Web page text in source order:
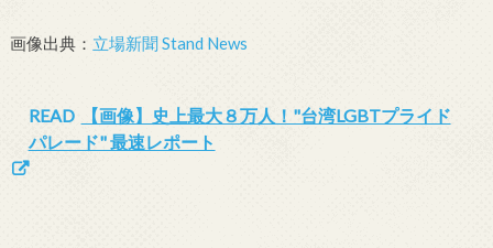
画像出典： 立場新聞 Stand News
READ
【画像】史上最大８万人！"台湾LGBTプライド
パレード" 最速レポート